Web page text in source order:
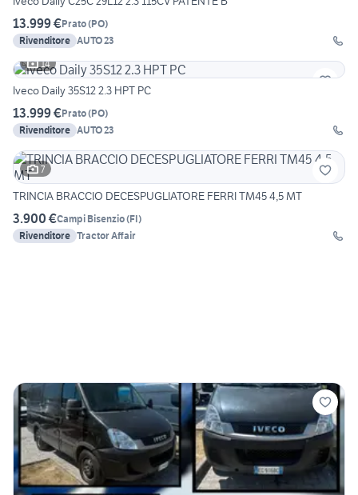
13.999 €Prato(PO)
Rivenditore AUTO 23
14
Iveco Daily 35S12 2.3 HPT PC
13.999 €Prato(PO)
Rivenditore AUTO 23
7
TRINCIA BRACCIO DECESPUGLIATORE FERRI TM45 4,5 MT
3.900 €Campi Bisenzio(FI)
Rivenditore Tractor Affair